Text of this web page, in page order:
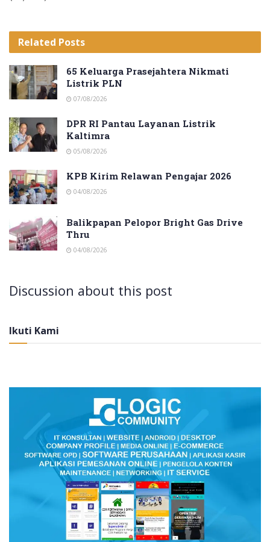
Related Posts
65 Keluarga Prasejahtera Nikmati
Listrik PLN
07/08/2026
DPR RI Pantau Layanan Listrik
Kaltimra
05/08/2026
KPB Kirim Relawan Pengajar 2026
04/08/2026
Balikpapan Pelopor Bright Gas Drive
Thru
04/08/2026
Discussion about this post
Ikuti Kami